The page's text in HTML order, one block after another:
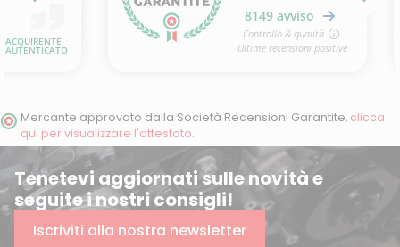
Mercante approvato dalla Società Recensioni Garantite, clicca
qui per visualizzare l'attestato.
Tenetevi aggiornati sulle novità e
seguite i nostri consigli!
Iscriviti alla nostra newsletter